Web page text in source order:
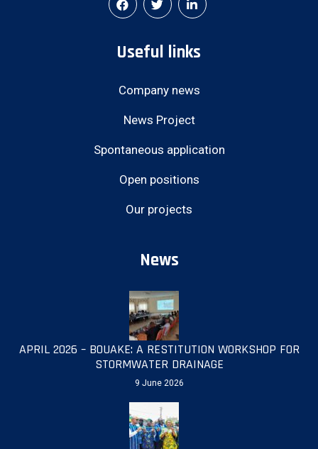
Useful links
Company news
News Project
Spontaneous application
Open positions
Our projects
News
APRIL 2026 – BOUAKE: A RESTITUTION WORKSHOP FOR
STORMWATER DRAINAGE
9 June 2026